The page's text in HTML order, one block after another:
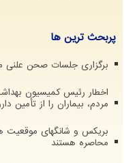
پربحث ترین ها
برگزاری جلسات صحن
اخطار رئیس کمیسیون
مردم، بیماران را از تأمین
بریکس و شانگهای موقعیت
محاصره هستند